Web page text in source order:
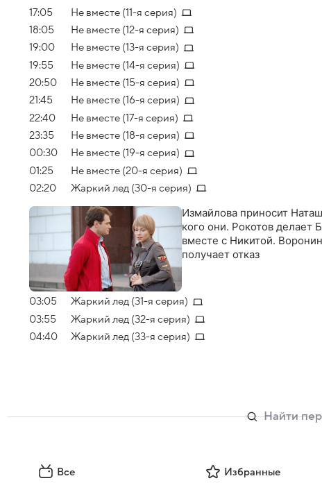
17:05
Не вместе (11-я серия)
18:05
Не вместе (12-я серия)
19:00
Не вместе (13-я серия)
19:55
Не вместе (14-я серия)
20:50
Не вместе (15-я серия)
21:45
Не вместе (16-я серия)
22:40
Не вместе (17-я серия)
23:35
Не вместе (18-я серия)
00:30
Не вместе (19-я серия)
01:25
Не вместе (20-я серия)
02:20
Жаркий лед (30-я серия)
Измайлова приносит
кого они. Рокотов
вместе с Никитой.
получает отказ
03:05
Жаркий лед (31-я серия)
03:55
Жаркий лед (32-я серия)
04:40
Жаркий лед (33-я серия)
Все Избранные